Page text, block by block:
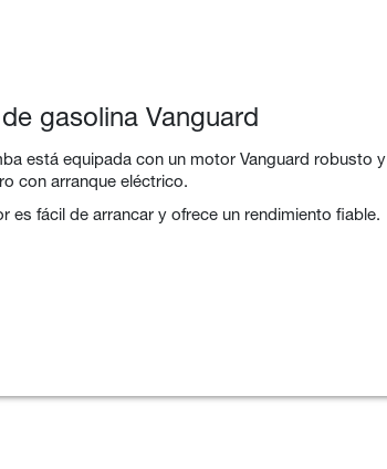
gasolina Vanguard
está equipada con un motor Vanguard robusto y
con arranque eléctrico.
es fácil de arrancar y ofrece un rendimiento fiable.